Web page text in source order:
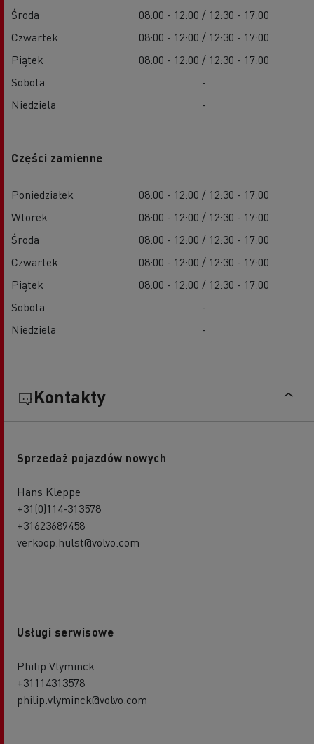
Środa
08:00 - 12:00 / 12:30 - 17:00
Czwartek
08:00 - 12:00 / 12:30 - 17:00
Piątek
08:00 - 12:00 / 12:30 - 17:00
Sobota
-
Niedziela
-
Części zamienne
Poniedziałek
08:00 - 12:00 / 12:30 - 17:00
Wtorek
08:00 - 12:00 / 12:30 - 17:00
Środa
08:00 - 12:00 / 12:30 - 17:00
Czwartek
08:00 - 12:00 / 12:30 - 17:00
Piątek
08:00 - 12:00 / 12:30 - 17:00
Sobota
-
Niedziela
-
Kontakty
Sprzedaż pojazdów nowych
Hans Kleppe
+31(0)114-313578
+31623689458
verkoop.hulst@volvo.com
Usługi serwisowe
Philip Vlyminck
+31114313578
philip.vlyminck@volvo.com